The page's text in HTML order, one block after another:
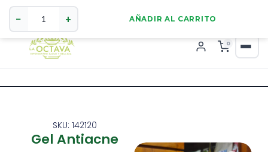
0
SKU: 142120
Gel Antiacne
Gel
Antiacne
cantidad
− + AÑADIR AL CARRITO